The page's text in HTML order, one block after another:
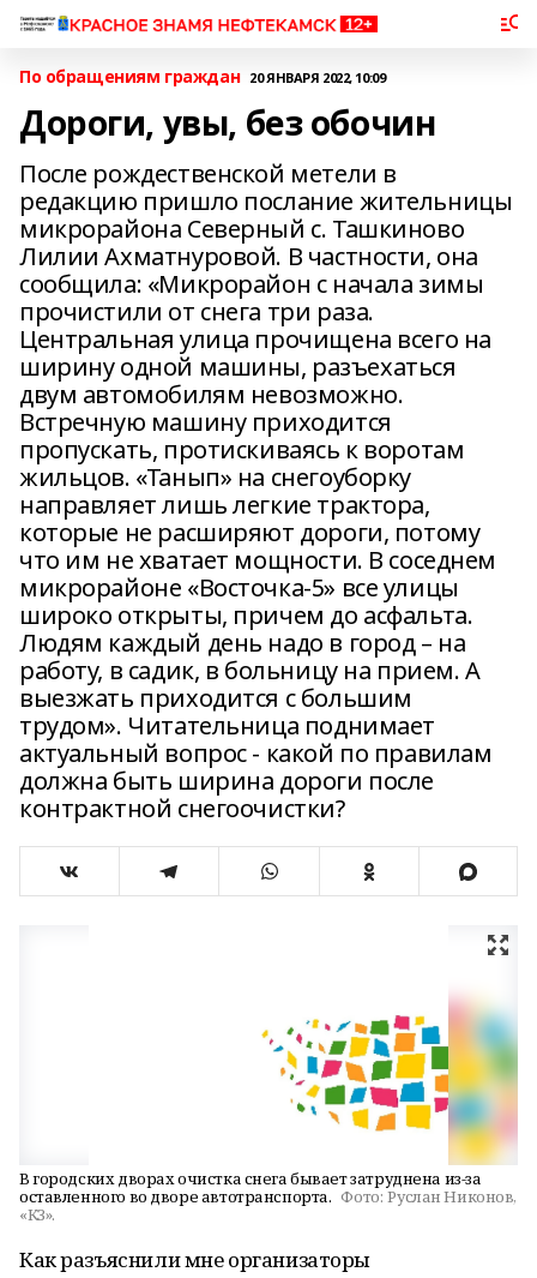
По обращениям граждан 20 ЯНВАРЯ 2022, 10:09
Дороги, увы, без обочин
После рождественской метели в
редакцию пришло послание жительницы
микрорайона Северный с. Ташкиново
Лилии Ахматнуровой. В частности, она
сообщила: «Микрорайон с начала зимы
прочистили от снега три раза.
Центральная улица прочищена всего на
ширину одной машины, разъехаться
двум автомобилям невозможно.
Встречную машину приходится
пропускать, протискиваясь к воротам
жильцов. «Танып» на снегоуборку
направляет лишь легкие трактора,
которые не расширяют дороги, потому
что им не хватает мощности. В соседнем
микрорайоне «Восточка-5» все улицы
широко открыты, причем до асфальта.
Людям каждый день надо в город – на
работу, в садик, в больницу на прием. А
выезжать приходится с большим
трудом». Читательница поднимает
актуальный вопрос - какой по правилам
должна быть ширина дороги после
контрактной снегоочистки?
В городских дворах очистка снега бывает затруднена из-за
оставленного во дворе автотранспорта. Фото: Руслан Никонов,
«КЗ».
Как разъяснили мне организаторы